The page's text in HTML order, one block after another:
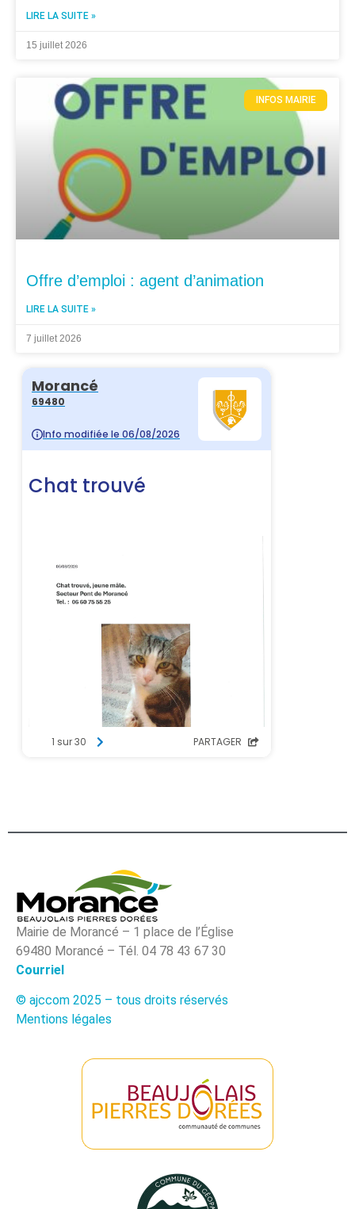
LIRE LA SUITE »
15 juillet 2026
INFOS MAIRIE
Offre d’emploi : agent d’animation
LIRE LA SUITE »
7 juillet 2026
Mairie de Morancé – 1 place de l’Église
69480 Morancé – Tél. 04 78 43 67 30
Courriel
© ajccom 2025 – tous droits réservés
Mentions légales